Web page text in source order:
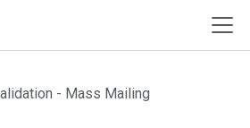
- Mass Mailing